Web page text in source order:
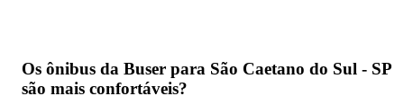
Os ônibus da Buser para São Caetano do Sul - SP
são mais confortáveis?